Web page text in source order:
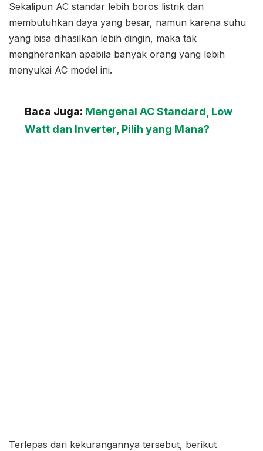
Sekalipun AC standar lebih boros listrik dan
membutuhkan daya yang besar, namun karena suhu
yang bisa dihasilkan lebih dingin, maka tak
mengherankan apabila banyak orang yang lebih
menyukai AC model ini.
Baca Juga: Mengenal AC Standard, Low
Watt dan Inverter, Pilih yang Mana?
Terlepas dari kekurangannya tersebut, berikut